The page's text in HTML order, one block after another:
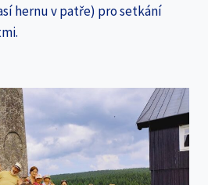
hernu v patře) pro setkání